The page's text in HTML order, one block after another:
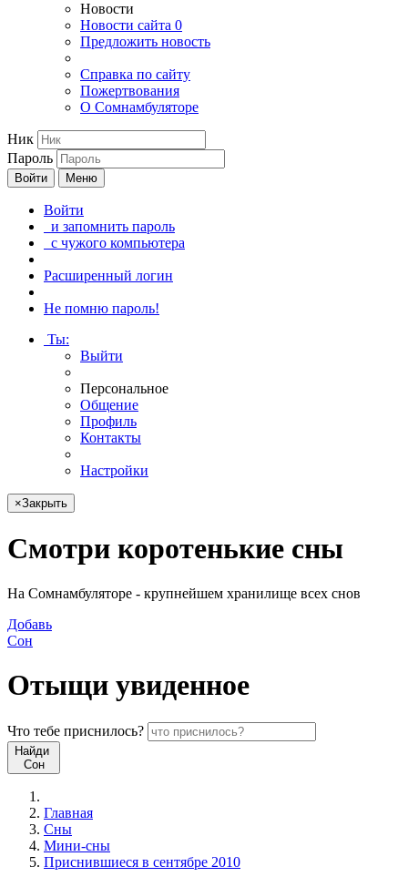
Новости
Новости сайта 0
Предложить новость
Справка по сайту
Пожертвования
О Сомнамбуляторе
Ник
Пароль
Войти Меню
Войти
и запомнить пароль
с чужого компьютера
Расширенный логин
Не помню пароль!
Ты:
Выйти
Персональное
Общение
Профиль
Контакты
Настройки
×Закрыть
Смотри коротенькие сны
На Сомнамбуляторе - крупнейшем хранилище всех снов
Добавь
Сон
Отыщи увиденное
Что тебе приснилось?
Найди
Сон
Главная
Сны
Мини-сны
Приснившиеся в сентябре 2010